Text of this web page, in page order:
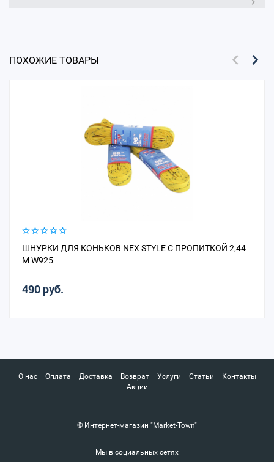
ПОХОЖИЕ ТОВАРЫ
ШНУРКИ ДЛЯ КОНЬКОВ NEX STYLE С ПРОПИТКОЙ 2,44
М W925
490 руб.
О нас Оплата Доставка Возврат Услуги Статьи
Контакты
Акции
© Интернет-магазин "Market-Town"
Мы в социальных сетях